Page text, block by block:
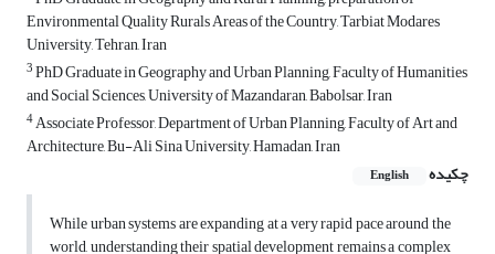
Environmental Quality Rurals Areas of the Country, Tarbiat Modares
University, Tehran, Iran
3PhD Graduate in Geography and Urban Planning, Faculty of Humanities
and Social Sciences, University of Mazandaran, Babolsar, Iran
4Associate Professor, Department of Urban Planning, Faculty of Art and
Architecture, Bu-Ali Sina University, Hamadan, Iran
چکیده
English
While urban systems are expanding at a very rapid pace around the
world, understanding their spatial development remains a complex